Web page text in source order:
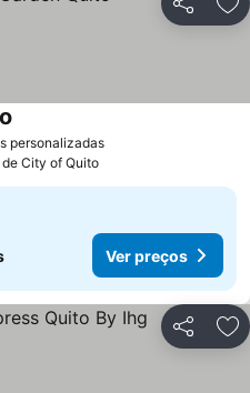
Partilhar
personalizadasVer preços
City of Quito
Ver preços
Partilhar